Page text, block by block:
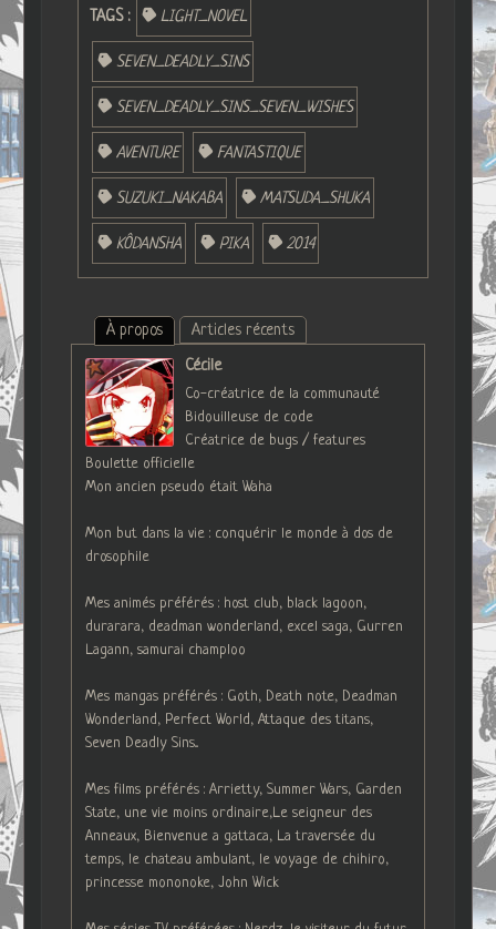
TAGS : LIGHT_NOVEL
SEVEN_DEADLY_SINS
SEVEN_DEADLY_SINS_SEVEN_WISHES
AVENTURE FANTASTIQUE
SUZUKI_NAKABA MATSUDA_SHUKA
KÔDANSHA PIKA 2014
À propos
Articles récents
Cécile
Co-créatrice de la communauté
Bidouilleuse de code
Créatrice de bugs / features
Boulette officielle
Mon ancien pseudo était Waha
Mon but dans la vie : conquérir le monde à dos de
drosophile
Mes animés préférés : host club, black lagoon,
durarara, deadman wonderland, excel saga, Gurren
Lagann, samurai champloo
Mes mangas préférés : Goth, Death note, Deadman
Wonderland, Perfect World, Attaque des titans,
Seven Deadly Sins...
Mes films préférés : Arrietty, Summer Wars, Garden
State, une vie moins ordinaire,Le seigneur des
Anneaux, Bienvenue a gattaca, La traversée du
temps, le chateau ambulant, le voyage de chihiro,
princesse mononoke, John Wick